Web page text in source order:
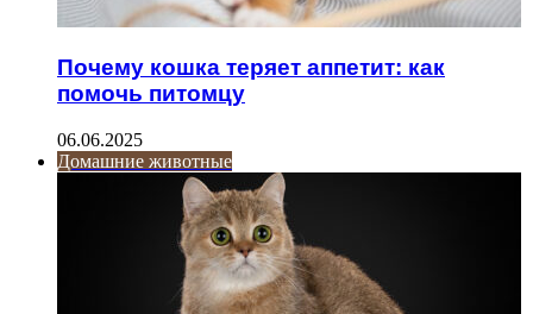
Почему кошка теряет аппетит: как
помочь питомцу
06.06.2025
Домашние животные